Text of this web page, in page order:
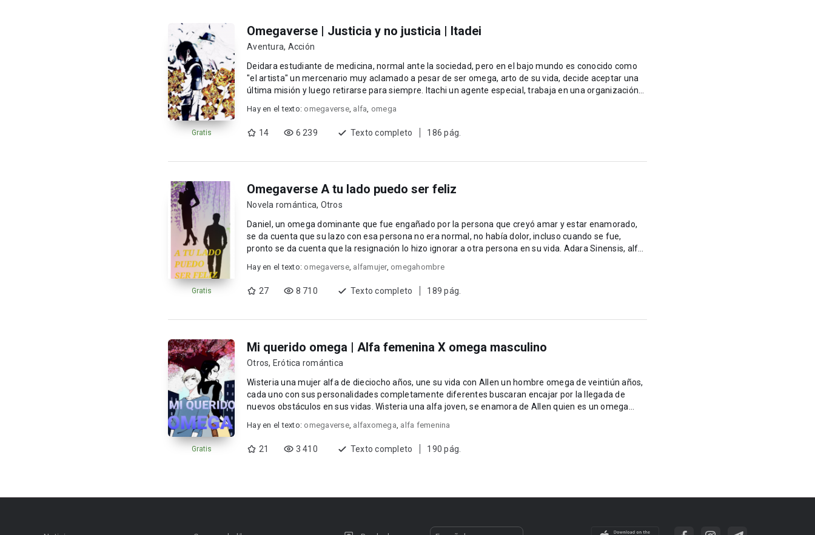
Gratis
Omegaverse | Justicia y no justicia | Itadei
Aventura, Acción
Deidara estudiante de medicina, normal ante la sociedad, pero en el bajo mundo es conocido como
"el artista" un mercenario muy aclamado a pesar de ser omega, arto de su vida, decide aceptar una
última misión y luego retirarse para siempre. Itachi un agente especial, trabaja en una organización
Hay en el texto: omegaverse, alfa, omega
14 6 239 Texto completo 186 pág.
Gratis
Omegaverse A tu lado puedo ser feliz
Novela romántica, Otros
Daniel, un omega dominante que fue engañado por la persona que creyó amar y estar enamorado,
se da cuenta que su lazo con esa persona no era normal, no había dolor, incluso cuando se fue,
pronto se da cuenta que la resignación lo hizo ignorar a otra persona en su vida. Adara Sinensis, alfa
Hay en el texto: omegaverse, alfamujer, omegahombre
27 8 710 Texto completo 189 pág.
Gratis
Mi querido omega | Alfa femenina X omega masculino
Otros, Erótica romántica
Wisteria una mujer alfa de dieciocho años, une su vida con Allen un hombre omega de veintiún años,
cada uno con sus personalidades completamente diferentes buscaran encajar por la llegada de
nuevos obstáculos en sus vidas. Wisteria una alfa joven, se enamora de Allen quien es un omega
Hay en el texto: omegaverse, alfaxomega, alfa femenina
21 3 410 Texto completo 190 pág.